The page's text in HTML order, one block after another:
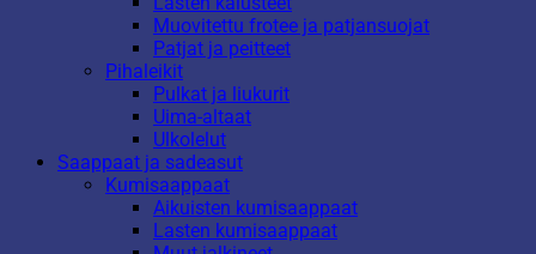
Muovitettu frotee ja patjansuojat
Patjat ja peitteet
Pihaleikit
Pulkat ja liukurit
Uima-altaat
Ulkolelut
Saappaat ja sadeasut
Kumisaappaat
Aikuisten kumisaappaat
Lasten kumisaappaat